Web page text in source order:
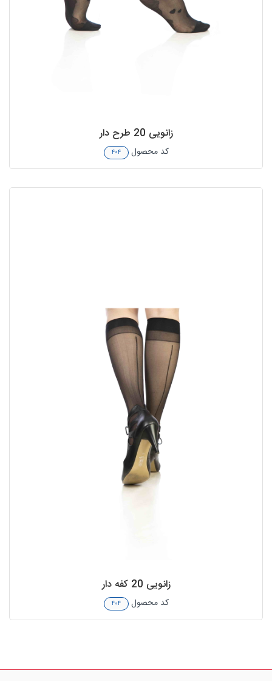
زانویی 20 طرح دار
کد محصول ۴۰۴
زانویی 20 کفه دار
کد محصول ۴۰۴